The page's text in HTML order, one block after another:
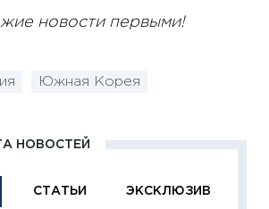
новости первыми!
Южная Корея
СТАТЬИ ЭКСКЛЮЗИВ
НОВОСТЕЙ